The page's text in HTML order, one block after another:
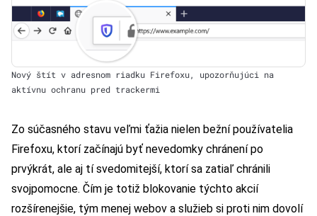
Nový štít v adresnom riadku Firefoxu, upozorňujúci na
aktívnu ochranu pred trackermi
Zo súčasného stavu veľmi ťažia nielen bežní používatelia
Firefoxu, ktorí začínajú byť nevedomky chránení po
prvýkrát, ale aj tí svedomitejší, ktorí sa zatiaľ chránili
svojpomocne. Čím je totiž blokovanie týchto akcií
rozšírenejšie, tým menej webov a služieb si proti nim dovolí